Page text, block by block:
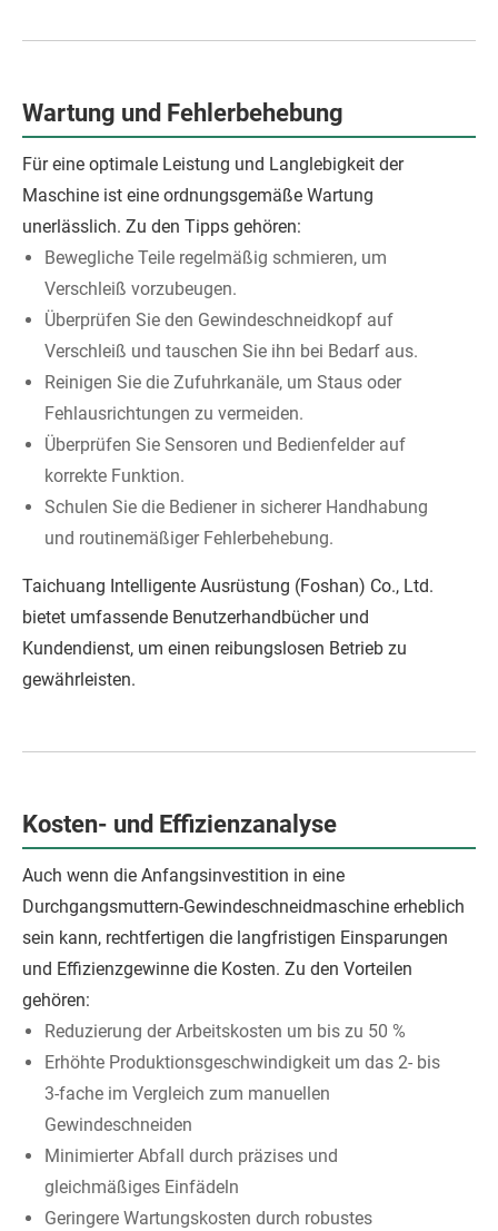
Wartung und Fehlerbehebung
Für eine optimale Leistung und Langlebigkeit der
Maschine ist eine ordnungsgemäße Wartung
unerlässlich. Zu den Tipps gehören:
Bewegliche Teile regelmäßig schmieren, um
Verschleiß vorzubeugen.
Überprüfen Sie den Gewindeschneidkopf auf
Verschleiß und tauschen Sie ihn bei Bedarf aus.
Reinigen Sie die Zufuhrkanäle, um Staus oder
Fehlausrichtungen zu vermeiden.
Überprüfen Sie Sensoren und Bedienfelder auf
korrekte Funktion.
Schulen Sie die Bediener in sicherer Handhabung
und routinemäßiger Fehlerbehebung.
Taichuang Intelligente Ausrüstung (Foshan) Co., Ltd.
bietet umfassende Benutzerhandbücher und
Kundendienst, um einen reibungslosen Betrieb zu
gewährleisten.
Kosten- und Effizienzanalyse
Auch wenn die Anfangsinvestition in eine
Durchgangsmuttern-Gewindeschneidmaschine erheblich
sein kann, rechtfertigen die langfristigen Einsparungen
und Effizienzgewinne die Kosten. Zu den Vorteilen
gehören:
Reduzierung der Arbeitskosten um bis zu 50 %
Erhöhte Produktionsgeschwindigkeit um das 2- bis
3-fache im Vergleich zum manuellen
Gewindeschneiden
Minimierter Abfall durch präzises und
gleichmäßiges Einfädeln
Geringere Wartungskosten durch robustes